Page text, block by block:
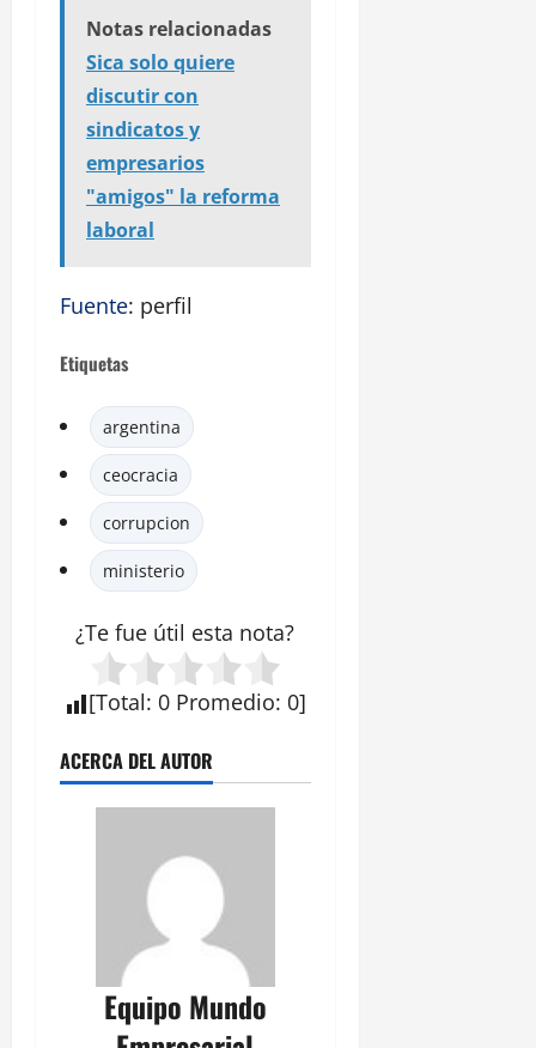
Notas relacionadas
Sica solo quiere
discutir con
sindicatos y
empresarios
"amigos" la reforma
laboral
Fuente: perfil
Etiquetas
argentina
ceocracia
corrupcion
ministerio
¿Te fue útil esta nota?
[Total: 0 Promedio: 0]
ACERCA DEL AUTOR
Equipo Mundo